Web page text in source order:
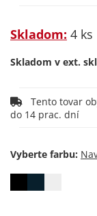
Skladom: 4 ks
Skladom v ext.
do 14 prac. dní
Vyberte farbu: